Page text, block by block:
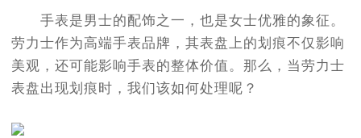
手表是男士的配饰之一，也是女士优雅的象征。
劳力士作为高端手表品牌，其表盘上的划痕不仅影响
美观，还可能影响手表的整体价值。那么，当劳力士
表盘出现划痕时，我们该如何处理呢？